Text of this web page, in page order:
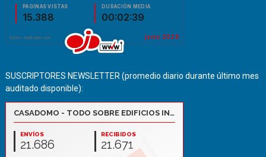
SUSCRIPTORES NEWSLETTER (promedio diario durante último mes
auditado disponible):